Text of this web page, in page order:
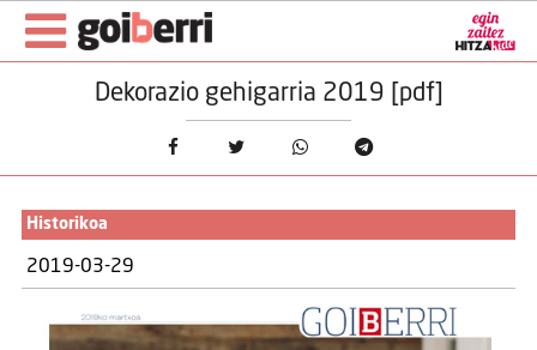
Dekorazio gehigarria 2019 [pdf]
Historikoa
2019-03-29